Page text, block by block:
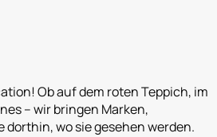
Ob auf dem roten Teppich, im
– wir bringen Marken,
dorthin, wo sie gesehen werden.